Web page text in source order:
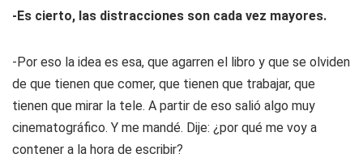
-Es cierto, las distracciones son cada vez mayores.
-Por eso la idea es esa, que agarren el libro y que se olviden
de que tienen que comer, que tienen que trabajar, que
tienen que mirar la tele. A partir de eso salió algo muy
cinematográfico. Y me mandé. Dije: ¿por qué me voy a
contener a la hora de escribir?